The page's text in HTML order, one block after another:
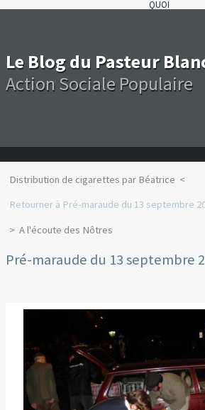
QUOI
Le Blog du Pasteur
Action Sociale Populaire
Distribution de cigarettes par Béatrice
Retourner à Pré-maraude du 13 septembre
A l'écoute des Nôtres
Pré-maraude du 13 septembre